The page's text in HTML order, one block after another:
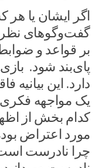
اگر ایشان یا
گفت‌وگوهای نظری
بر قواعد و
پای‌بند شود.
دارد. این
یک مواجهه
کدام بخش از
مورد اعتراض
چرا نادرست